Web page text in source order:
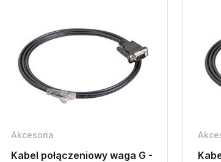
Akcesoria
Kabel połączeniowy waga G -